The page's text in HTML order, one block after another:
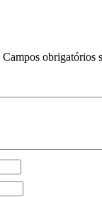
Campos obrigatórios